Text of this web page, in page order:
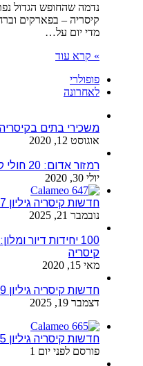
נדמה שהחופש הגדול
קיסריה – בפארקים
מדי יום על…
» קרא עוד
פופולרי
לאחרונה
משכירי בתים
אוגוסט 12, 2020
רמזור אדום: 20 חולי קורונה מאומתים בקיסריה
יולי 30, 2020
חדשות קיסריה גיליון 647
נובמבר 21, 2025
100 יחידות דיור
קיסריה
מאי 15, 2020
חדשות קיסריה גיליון 649
דצמבר 19, 2025
חדשות קיסריה גיליון 665
פורסם לפני יום 1